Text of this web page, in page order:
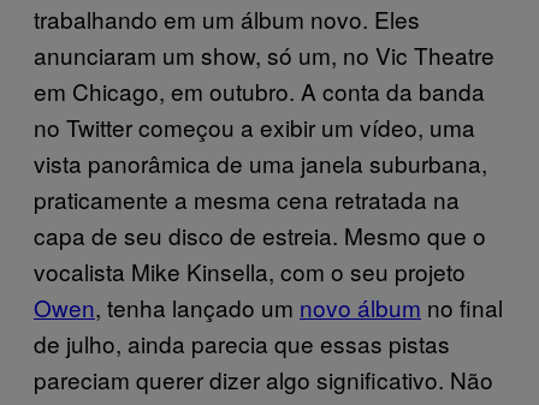
trabalhando em um álbum novo. Eles
anunciaram um show, só um, no Vic Theatre
em Chicago, em outubro. A conta da banda
no Twitter começou a exibir um vídeo, uma
vista panorâmica de uma janela suburbana,
praticamente a mesma cena retratada na
capa de seu disco de estreia. Mesmo que o
vocalista Mike Kinsella, com o seu projeto
Owen, tenha lançado um novo álbum no final
de julho, ainda parecia que essas pistas
pareciam querer dizer algo significativo. Não